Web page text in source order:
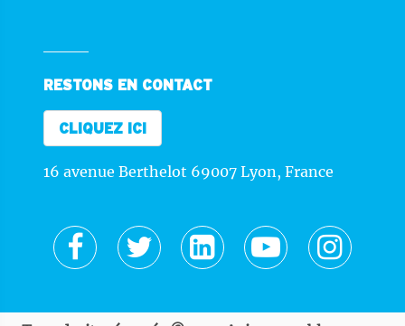
RESTONS EN CONTACT
CLIQUEZ ICI
16 avenue Berthelot 69007 Lyon, France